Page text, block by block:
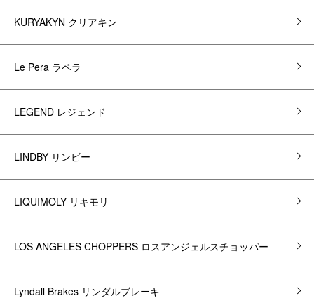
KURYAKYN クリアキン
Le Pera ラペラ
LEGEND レジェンド
LINDBY リンビー
LIQUIMOLY リキモリ
LOS ANGELES CHOPPERS ロスアンジェルスチョッパー
Lyndall Brakes リンダルブレーキ